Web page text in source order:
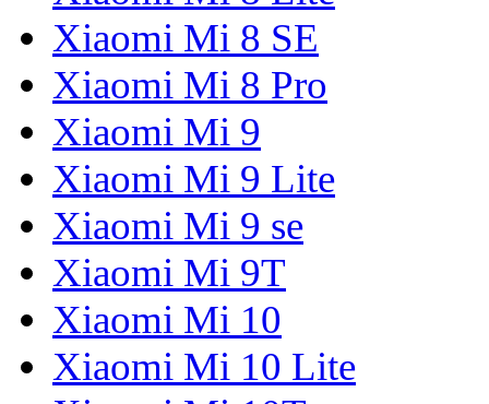
Xiaomi Mi 8 SE
Xiaomi Mi 8 Pro
Xiaomi Mi 9
Xiaomi Mi 9 Lite
Xiaomi Mi 9 se
Xiaomi Mi 9T
Xiaomi Mi 10
Xiaomi Mi 10 Lite